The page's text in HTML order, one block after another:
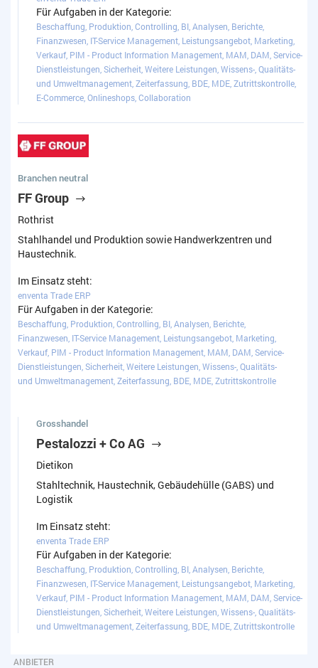
Für Aufgaben in der Kategorie:
Beschaffung, Produktion, Controlling, BI, Analysen, Berichte,
Finanzwesen, IT-Service Management, Leistungsangebot, Marketing,
Verkauf, PIM - Product Information Management, MAM, DAM, Service-
Dienstleistungen, Sicherheit, Weitere Leistungen, Wissens-, Qualitäts-
und Umweltmanagement, Zeiterfassung, BDE, MDE, Zutrittskontrolle,
E-Commerce, Onlineshops, Collaboration
Branchen neutral
FF Group
Rothrist
Stahlhandel und Produktion sowie Handwerkzentren und
Haustechnik.
Im Einsatz steht:
enventa Trade ERP
Für Aufgaben in der Kategorie:
Beschaffung, Produktion, Controlling, BI, Analysen, Berichte,
Finanzwesen, IT-Service Management, Leistungsangebot, Marketing,
Verkauf, PIM - Product Information Management, MAM, DAM, Service-
Dienstleistungen, Sicherheit, Weitere Leistungen, Wissens-, Qualitäts-
und Umweltmanagement, Zeiterfassung, BDE, MDE, Zutrittskontrolle
Grosshandel
Pestalozzi + Co AG
Dietikon
Stahltechnik, Haustechnik, Gebäudehülle (GABS) und
Logistik
Im Einsatz steht:
enventa Trade ERP
Für Aufgaben in der Kategorie:
Beschaffung, Produktion, Controlling, BI, Analysen, Berichte,
Finanzwesen, IT-Service Management, Leistungsangebot, Marketing,
Verkauf, PIM - Product Information Management, MAM, DAM, Service-
Dienstleistungen, Sicherheit, Weitere Leistungen, Wissens-, Qualitäts-
und Umweltmanagement, Zeiterfassung, BDE, MDE, Zutrittskontrolle
ANBIETER